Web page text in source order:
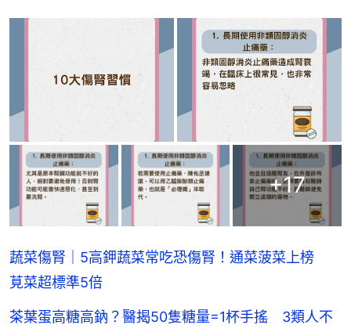
+17
蔬菜傷腎｜5高鉀蔬菜常吃恐傷腎！通菜菠菜上榜
莧菜超標準5倍
茶葉蛋高糖高鈉？醫揭50隻糖量=1杯手搖 3類人不